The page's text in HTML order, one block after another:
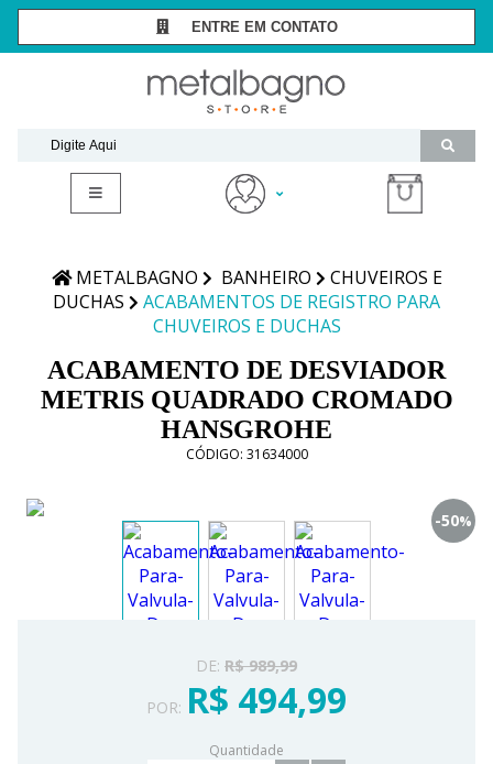
ENTRE EM CONTATO
SÃO PAULO - (11) 3081-7006
RIO DE JANEIRO -
(21) 2294-8091
(11) 99467-1909
METALBAGNO BANHEIRO
CHUVEIROS E
DUCHAS
ACABAMENTOS DE REGISTRO PARA
CHUVEIROS E DUCHAS
ACABAMENTO DE DESVIADOR
METRIS QUADRADO CROMADO
HANSGROHE
CÓDIGO: 31634000
-50%
DE: R$ 989,99
POR: R$ 494,99
Quantidade